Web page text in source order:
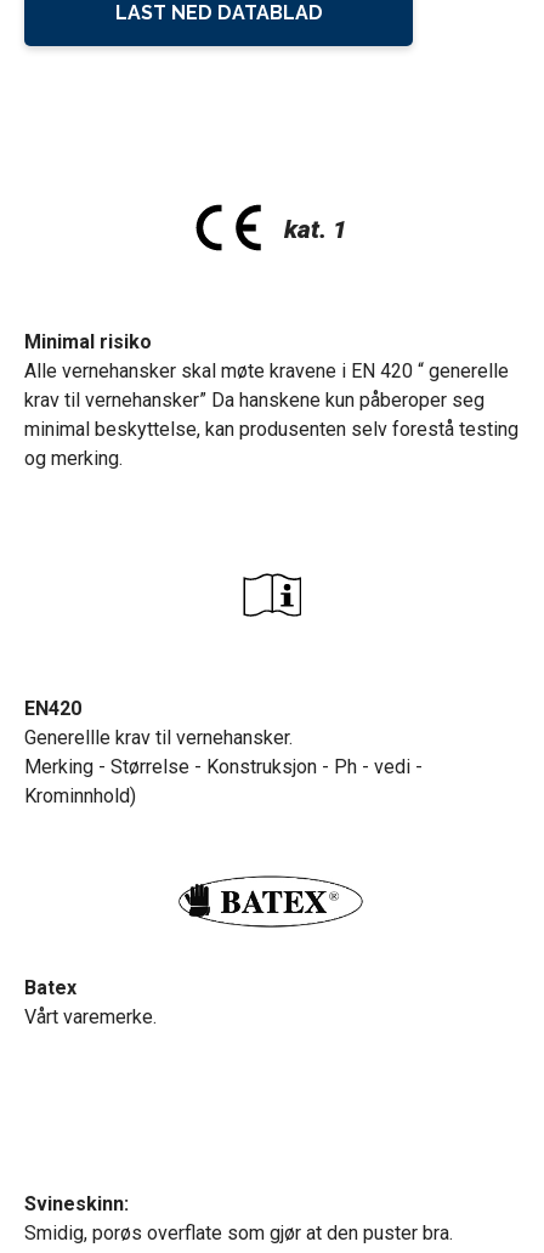
LAST NED DATABLAD
Minimal risiko
Alle vernehansker skal møte kravene i EN 420 “ generelle
krav til vernehansker” Da hanskene kun påberoper seg
minimal beskyttelse, kan produsenten selv forestå testing
og merking.
EN420
Generellle krav til vernehansker.
Merking - Størrelse - Konstruksjon - Ph - vedi -
Krominnhold)
Batex
Vårt varemerke.
Svineskinn:
Smidig, porøs overflate som gjør at den puster bra.